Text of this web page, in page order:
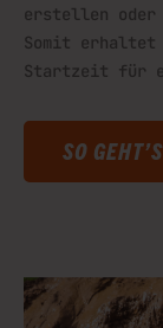
erstellen oder
Somit erhaltet
Startzeit für
SO GEHT’S